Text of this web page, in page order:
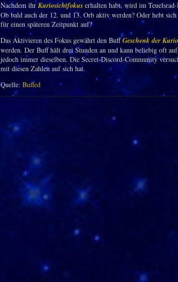
Nachdem ihrKuriosichtfokuserhalten habt, wird im
Ob bald auch der 12. und 13. Orb aktiv werden? Oder hebt
für einen späteren Zeitpunkt auf?
Das Aktivieren des Fokus gewährt den BuffGeschenk der
werden. Der Buff hält drei Stunden an und kann beliebig oft
jedoch immer dieselben. Die Secret-Discord-Community
mit diesen Zahlen auf sich hat.
Quelle: Buffed